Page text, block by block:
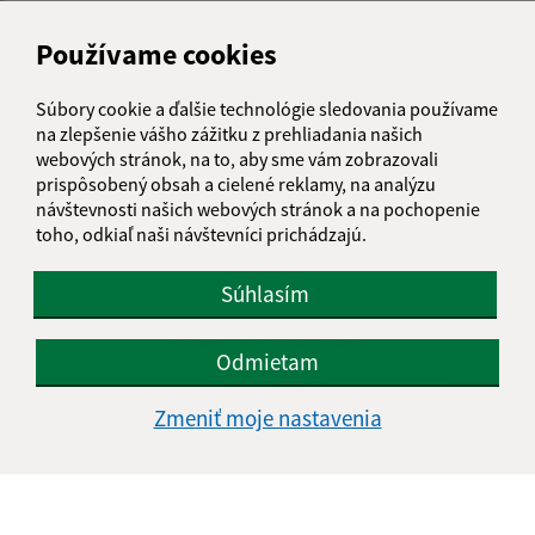
Používame cookies
Súbory cookie a ďalšie technológie sledovania používame
na zlepšenie vášho zážitku z prehliadania našich
webových stránok, na to, aby sme vám zobrazovali
prispôsobený obsah a cielené reklamy, na analýzu
návštevnosti našich webových stránok a na pochopenie
toho, odkiaľ naši návštevníci prichádzajú.
Súhlasím
Odmietam
Zmeniť moje nastavenia
Informácie o stránke:
Vyhlásenie o prístupnosti
Autorské práva